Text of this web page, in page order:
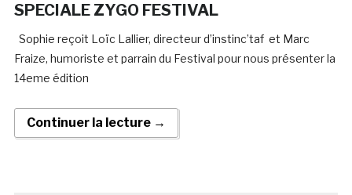
SPECIALE ZYGO FESTIVAL
Sophie reçoit Loïc Lallier, directeur d’instinc’taf et Marc
Fraize, humoriste et parrain du Festival pour nous présenter la
14eme édition
Continuer la lecture →